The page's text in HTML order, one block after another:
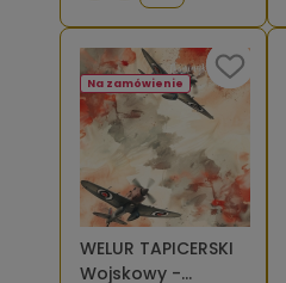
WELUR TAPICERSKI
Wojskowy -
Na zamówienie